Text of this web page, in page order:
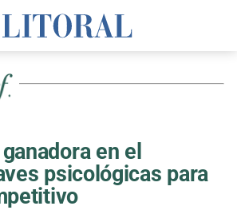
en el
psicológicas para